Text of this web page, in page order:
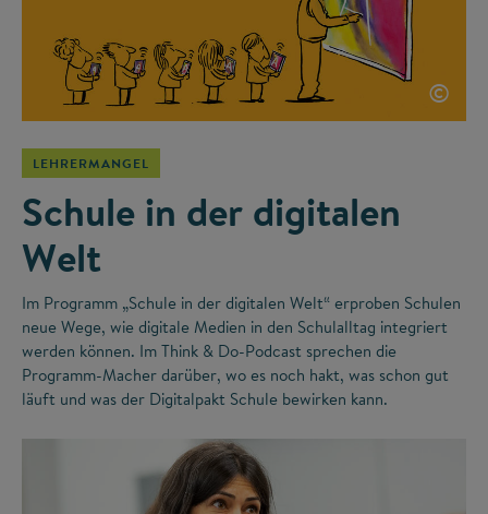
©
LEHRERMANGEL
Schule in der digitalen
Welt
Im Programm „Schule in der digitalen Welt“ erproben Schulen
neue Wege, wie digitale Medien in den Schulalltag integriert
werden können. Im Think & Do-Podcast sprechen die
Programm-Macher darüber, wo es noch hakt, was schon gut
läuft und was der Digitalpakt Schule bewirken kann.